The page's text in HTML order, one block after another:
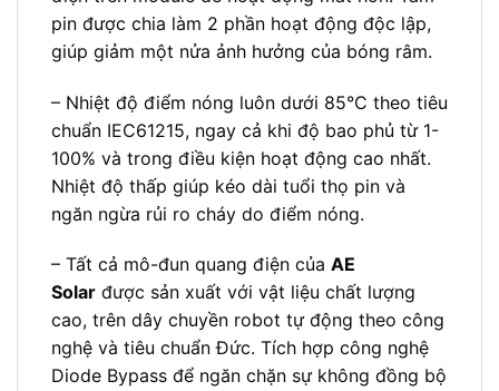
pin được chia làm 2 phần hoạt động độc lập,
giúp giảm một nửa ảnh hưởng của bóng râm.
– Nhiệt độ điểm nóng luôn dưới 85°C theo tiêu
chuẩn IEC61215, ngay cả khi độ bao phủ từ 1-
100% và trong điều kiện hoạt động cao nhất.
Nhiệt độ thấp giúp kéo dài tuổi thọ pin và
ngăn ngừa rủi ro cháy do điểm nóng.
– Tất cả mô-đun quang điện của AE
Solar được sản xuất với vật liệu chất lượng
cao, trên dây chuyền robot tự động theo công
nghệ và tiêu chuẩn Đức. Tích hợp công nghệ
Diode Bypass để ngăn chặn sự không đồng bộ